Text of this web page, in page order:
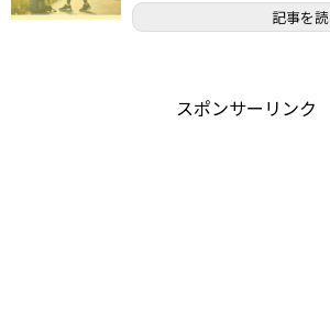
記事を
スポンサーリンク